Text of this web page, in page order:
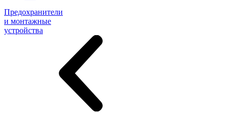
Предохранители
и монтажные
устройства